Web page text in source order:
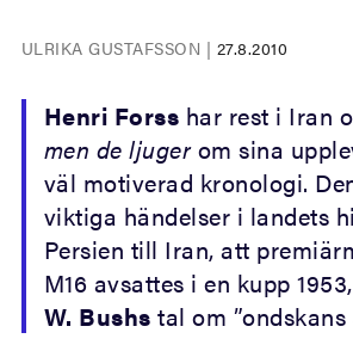
ULRIKA GUSTAFSSON | 27.8.2010
Henri Forss har rest i Iran
men de ljugerom sina
väl motiverad kronologi.
viktiga händelser i landets
Persien till Iran, att
M16 avsattes i en kupp
W. Bushs tal om